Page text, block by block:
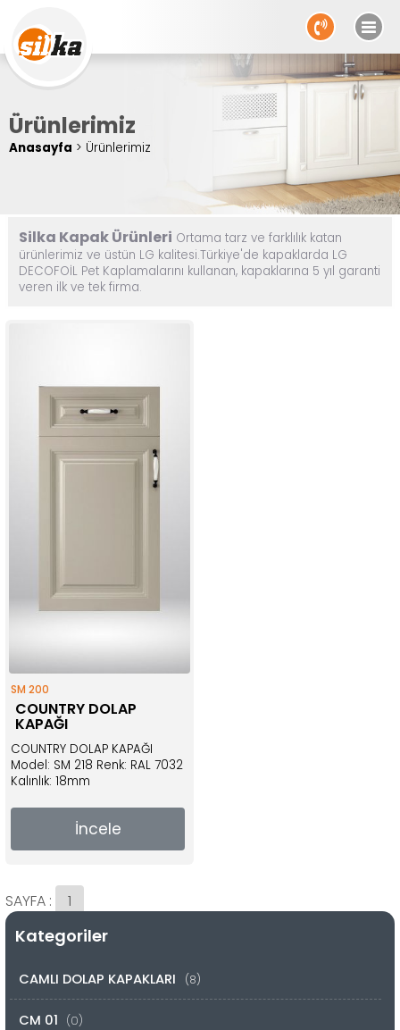
Ürünlerimiz
Anasayfa > Ürünlerimiz
Silka Kapak Ürünleri Ortama tarz ve farklılık katan
ürünlerimiz ve üstün LG kalitesi.Türkiye'de kapaklarda LG
DECOFOİL Pet Kaplamalarını kullanan, kapaklarına 5 yıl garanti
veren ilk ve tek firma.
SM 200
COUNTRY DOLAP
KAPAĞI
COUNTRY DOLAP KAPAĞI
Model: SM 218 Renk: RAL 7032
Kalınlık: 18mm
İncele
SAYFA : 1
Kategoriler
CAMLI DOLAP KAPAKLARI (8)
CM 01 (0)